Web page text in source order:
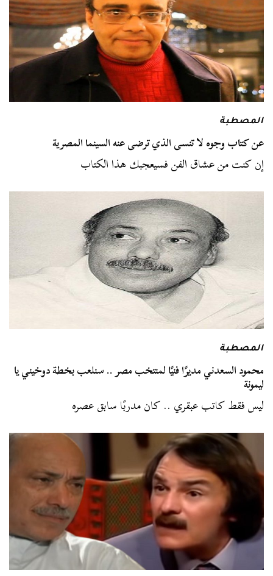
المصطبة
عن كتاب وجوه لا تنسى الذي ترضى عنه السينما المصرية
إن كنت من عشاق الفن فسيعجبك هذا الكتاب
المصطبة
محمود السعدني مديرًا فنيًا لمنتخب مصر .. سنلعب بخطة دوخيني يا
ليمونة
ليس فقط كاتب عبقري .. كان مدربًا سابق عصره